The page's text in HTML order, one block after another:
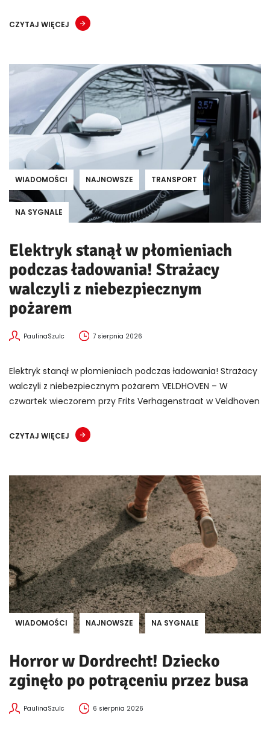
CZYTAJ WIĘCEJ
WIADOMOŚCI NAJNOWSZE TRANSPORT
NA SYGNALE
Elektryk stanął w płomieniach
podczas ładowania! Strażacy
walczyli z niebezpiecznym
pożarem
PaulinaSzulc 7 sierpnia 2026
Elektryk stanął w płomieniach podczas ładowania! Strażacy
walczyli z niebezpiecznym pożarem VELDHOVEN – W
czwartek wieczorem przy Frits Verhagenstraat w Veldhoven
CZYTAJ WIĘCEJ
WIADOMOŚCI NAJNOWSZE NA SYGNALE
Horror w Dordrecht! Dziecko
zginęło po potrąceniu przez busa
PaulinaSzulc 6 sierpnia 2026